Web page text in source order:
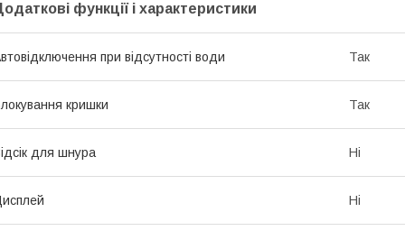
функції і характеристики
при відсутності води Так
кришки Так
для шнура Ні
Ні